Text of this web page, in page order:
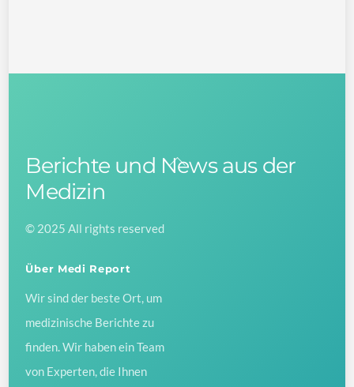
Back
Berichte und News aus der
Medizin
© 2025 All rights reserved
Über Medi Report
Wir sind der beste Ort, um
medizinische Berichte zu
finden. Wir haben ein Team
von Experten, die Ihnen